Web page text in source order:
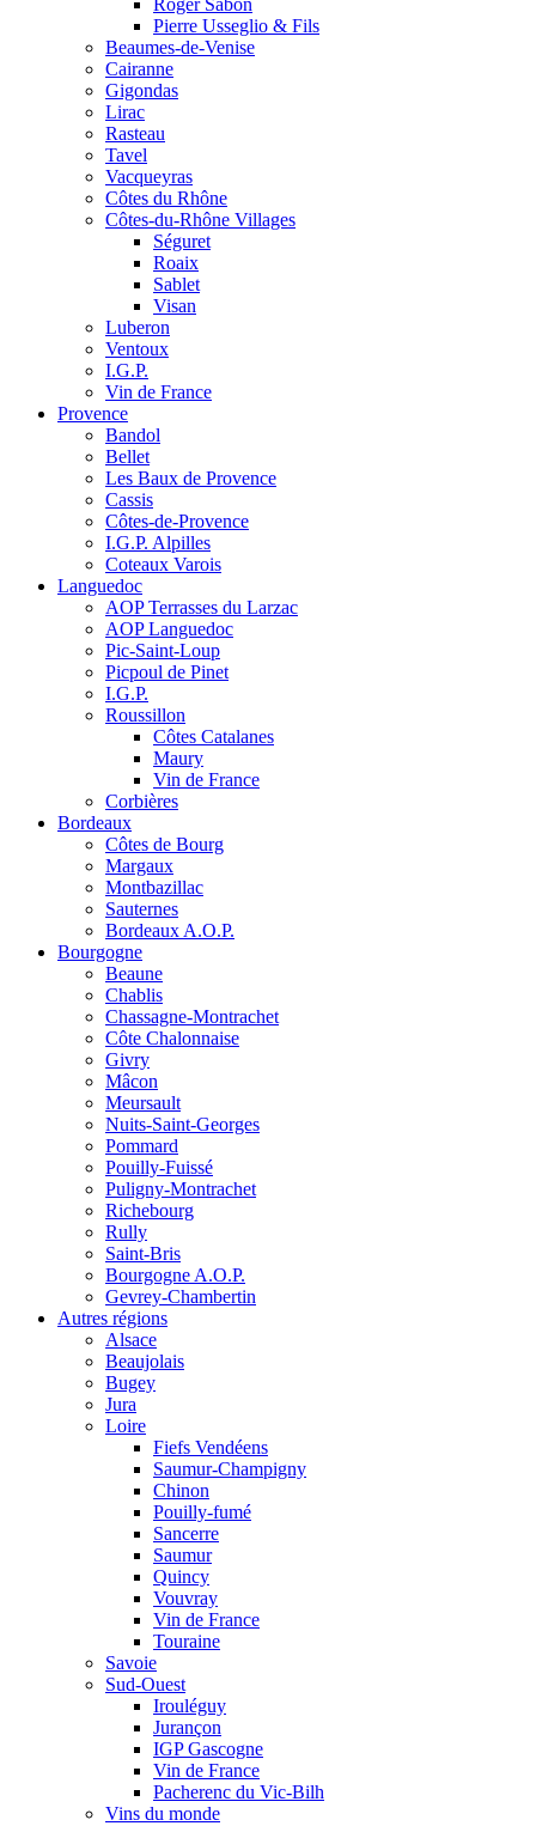
Roger Sabon
Pierre Usseglio & Fils
Beaumes-de-Venise
Cairanne
Gigondas
Lirac
Rasteau
Tavel
Vacqueyras
Côtes du Rhône
Côtes-du-Rhône Villages
Séguret
Roaix
Sablet
Visan
Luberon
Ventoux
I.G.P.
Vin de France
Provence
Bandol
Bellet
Les Baux de Provence
Cassis
Côtes-de-Provence
I.G.P. Alpilles
Coteaux Varois
Languedoc
AOP Terrasses du Larzac
AOP Languedoc
Pic-Saint-Loup
Picpoul de Pinet
I.G.P.
Roussillon
Côtes Catalanes
Maury
Vin de France
Corbières
Bordeaux
Côtes de Bourg
Margaux
Montbazillac
Sauternes
Bordeaux A.O.P.
Bourgogne
Beaune
Chablis
Chassagne-Montrachet
Côte Chalonnaise
Givry
Mâcon
Meursault
Nuits-Saint-Georges
Pommard
Pouilly-Fuissé
Puligny-Montrachet
Richebourg
Rully
Saint-Bris
Bourgogne A.O.P.
Gevrey-Chambertin
Autres régions
Alsace
Beaujolais
Bugey
Jura
Loire
Fiefs Vendéens
Saumur-Champigny
Chinon
Pouilly-fumé
Sancerre
Saumur
Quincy
Vouvray
Vin de France
Touraine
Savoie
Sud-Ouest
Irouléguy
Jurançon
IGP Gascogne
Vin de France
Pacherenc du Vic-Bilh
Vins du monde